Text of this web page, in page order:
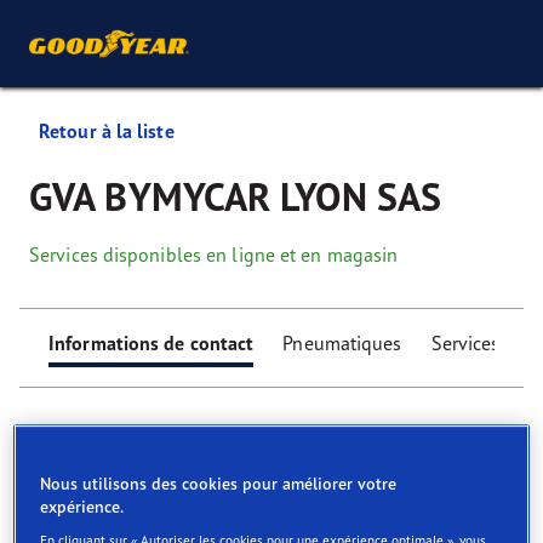
Retour à la liste
GVA BYMYCAR LYON SAS
Services disponibles en ligne et en magasin
Informations de contact Pneumatiques Services
Find your tyres
Nous utilisons des cookies pour améliorer votre
expérience.